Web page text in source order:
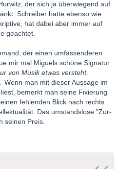
der sich ja überwiegend auf
Schreiber hatte ebenso wie
hat dabei aber immer auf
geachtet.
der einen umfassenderen
mir mal Miguels schöne Signatur
von Musik etwas versteht,
Wenn man mit dieser Aussage im
bemerkt man seine Fixierung
fehlenden Blick nach rechts
Das umstandslose "Zur-
seinen Preis.